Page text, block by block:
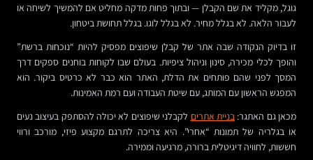
גוגל, מקליד את שם הקבלן — ובתוך פחות מדקה מחליט אם להמשיך לשיחה או
לעבור הלאה. לא בגלל מחיר. לא בגלל לוגו. בגלל תחושת ביטחון.
זו בדיוק הנקודה שבה אתר של קבלן שיפוצים מפסיק להיות “נוכחות ברשת”
והופך לכלי מכירה, סינון וניהול ציפיות. בעולם שבו לקוחות בוחנים ספקים דרך
המסך לפני שהם פותחים את הדלת, האתר הוא כבר לא כרטיס ביקור. הוא
המפגש הראשון עם המותג, עם שיטת העבודה ועם רמת האמינות.
מכאן גם האתגר:בניית אתרים לקבלני שיפוצים לא יכולה להסתפק בעיצוב נעים
או בגלריה של תמונות “אחרי”. היא צריכה לתרגם מקצוע פיזי, מורכב ורווי
חששות, לחוויה דיגיטלית ברורה, מרגיעה וממירה.